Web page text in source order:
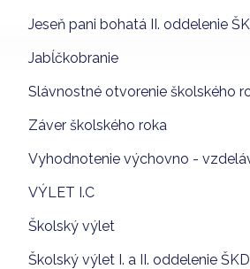
Jeseň pani bohatá II. oddelenie
Jabĺčkobranie
Slávnostné otvorenie školského
Záver školského roka
Vyhodnotenie výchovno -
VÝLET I.C
Školský výlet
Školský výlet I. a II. oddelenie ŠKD